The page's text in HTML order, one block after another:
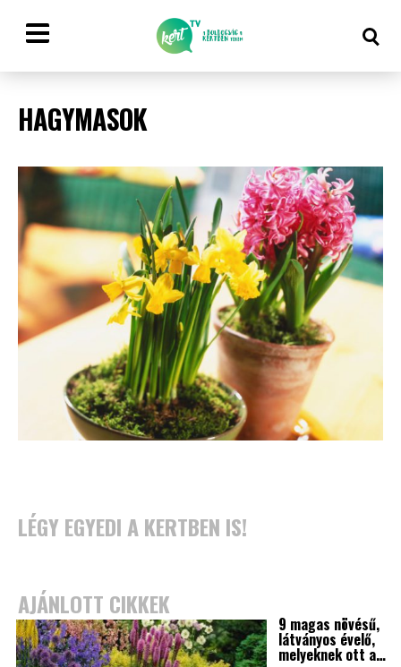
HAGYMASOK
LÉGY EGYEDI A KERTBEN IS!
AJÁNLOTT CIKKEK
9 magas növésű,
látványos évelő,
melyeknek ott a…